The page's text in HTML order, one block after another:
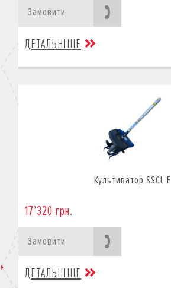
Замовити
ДЕТАЛЬНІШЕ
Культиватор SSCL E
17’320 грн.
Замовити
ДЕТАЛЬНІШЕ